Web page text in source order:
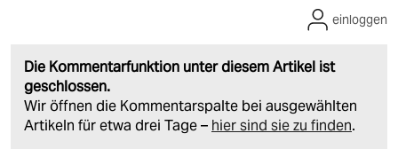
Die Kommentarfunktion unter diesem Artikel ist
geschlossen.
Wir öffnen die Kommentarspalte bei ausgewählten
Artikeln für etwa drei Tage – hier sind sie zu finden.
einloggen